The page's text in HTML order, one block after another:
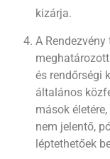
kizárja.
A
és rendőrségi
általános
mások
nem jelentő,
léptethetőek